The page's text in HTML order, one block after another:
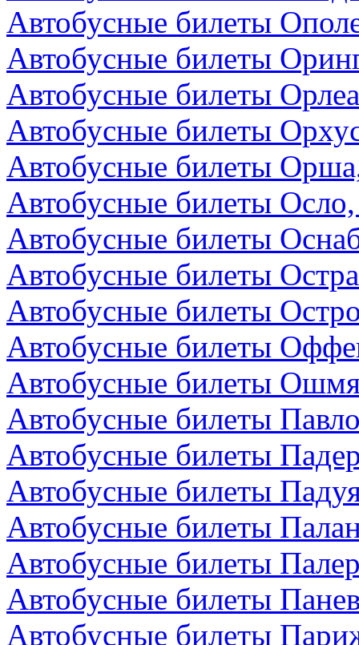
Автобусные билеты
Автобусные билеты
Автобусные билеты
Автобусные билеты
Автобусные билеты
Автобусные билеты
Автобусные билеты
Автобусные билеты
Автобусные билеты
Автобусные билеты
Автобусные билеты
Автобусные билеты
Автобусные билеты
Автобусные билеты
Автобусные билеты
Автобусные билеты
Автобусные билеты
Автобусные билеты